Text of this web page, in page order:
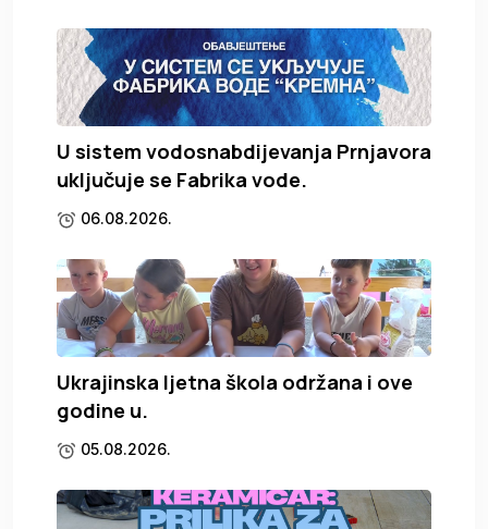
U sistem vodosnabdijevanja Prnjavora
uključuje se Fabrika vode.
06.08.2026.
Ukrajinska ljetna škola održana i ove
godine u.
05.08.2026.